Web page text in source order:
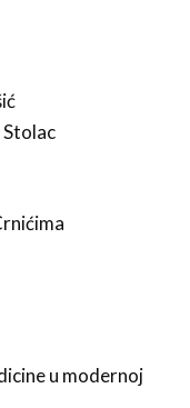
Stolac
u modernoj